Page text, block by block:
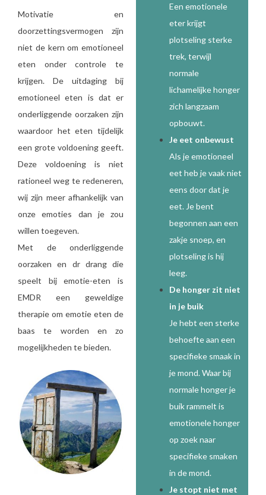
Motivatie en
doorzettingsvermogen zijn
niet de kern om emotioneel
eten onder controle te
krijgen. De uitdaging bij
emotioneel eten is dat er
onderliggende oorzaken zijn
waardoor het eten tijdelijk
een grote voldoening geeft.
Deze voldoening is niet
rationeel weg te redeneren,
wij zijn meer afhankelijk van
onze emoties dan je zou
willen toegeven.
Met de onderliggende
oorzaken en dr drang die
speelt bij emotie-eten is
EMDR een geweldige
therapie om emotie eten de
baas te worden en zo
mogelijkheden te bieden.
Een emotionele
eter krijgt
plotseling sterke
trek, terwijl
normale
lichamelijke honger
zich langzaam
opbouwt.
Je eet onbewust
Als je emotioneel
eet heb je vaak niet
eens door dat je
eet. Je bent
begonnen aan een
zakje snoep, en
plotseling is hij
leeg.
De honger zit niet
in je buik
Je hebt een sterke
behoefte aan een
specifieke smaak in
je mond. Waar bij
normale honger je
buik rammelt is
emotionele honger
op zoek naar
specifieke smaken
in de mond.
Je stopt niet met